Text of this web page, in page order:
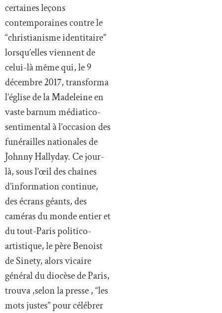
certaines leçons
contemporaines contre le
“christianisme identitaire”
lorsqu’elles viennent de
celui-là même qui, le 9
décembre 2017, transforma
l’église de la Madeleine en
vaste barnum médiatico-
sentimental à l’occasion des
funérailles nationales de
Johnny Hallyday. Ce jour-
là, sous l’œil des chaînes
d’information continue,
des écrans géants, des
caméras du monde entier et
du tout-Paris politico-
artistique, le père Benoist
de Sinety, alors vicaire
général du diocèse de Paris,
trouva ,selon la presse , “les
mots justes” pour célébrer